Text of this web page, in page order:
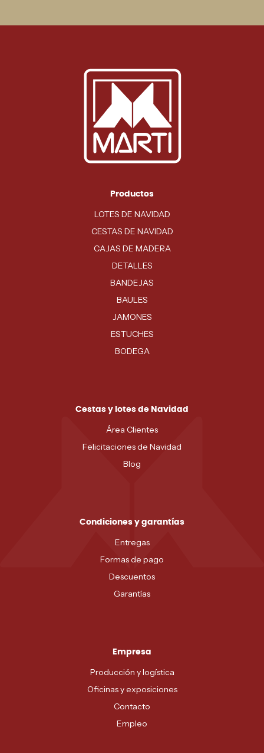
Productos
LOTES DE NAVIDAD
CESTAS DE NAVIDAD
CAJAS DE MADERA
DETALLES
BANDEJAS
BAULES
JAMONES
ESTUCHES
BODEGA
Cestas y lotes de Navidad
Área Clientes
Felicitaciones de Navidad
Blog
Condiciones y garantías
Entregas
Formas de pago
Descuentos
Garantías
Empresa
Producción y logística
Oficinas y exposiciones
Contacto
Empleo